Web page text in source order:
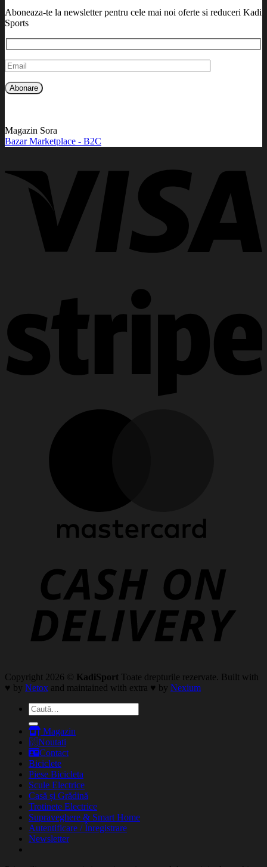
Aboneaza-te la newsletter pentru cele mai noi oferte si reduceri Kadi
Sports
Magazin Sora
Bazar Marketplace - B2C
Copyright 2026 © KadiSport Toate drepturile rezervate. Built with
♥ by Netox and maintained with extra ♥ by Nexium
Caută
după:
Magazin
Noutati
Contact
Biciclete
Piese Bicicleta
Scule Electrice
Casă și Grădină
Trotinete Electrice
Supraveghere & Smart Home
Autentificare / Înregistrare
Newsletter